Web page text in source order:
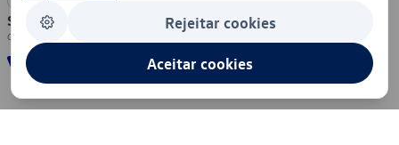
Segurança Rejeitar cookies
Aceitar cookies